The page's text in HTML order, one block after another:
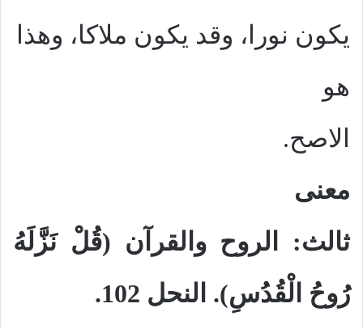
يكون نورا، وقد يكون ملاكا، وهذا
هو
الاصح.
معنى
ثالث: الروح والقرآن (قُلْ نَزَّلَهُ
رُوحُ الْقُدُسِ). النحل 102.